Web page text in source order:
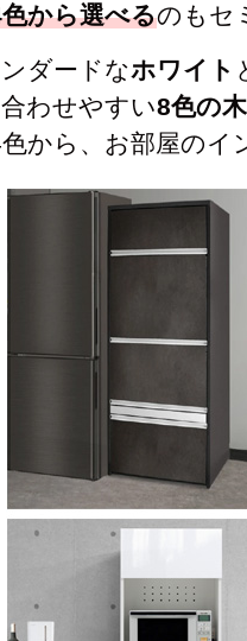
から選べるのもセ
ダードなホワイト
わせやすい8色の
から、お部屋のイ